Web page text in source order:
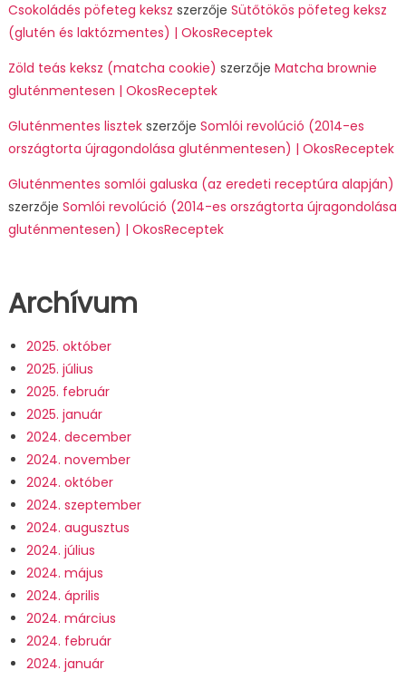
Csokoládés pöfeteg keksz szerzője Sütőtökös pöfeteg keksz
(glutén és laktózmentes) | OkosReceptek
Zöld teás keksz (matcha cookie) szerzője Matcha brownie
gluténmentesen | OkosReceptek
Gluténmentes lisztekszerzője Somlói revolúció (2014-es
országtorta újragondolása gluténmentesen) | OkosReceptek
Gluténmentes somlói galuska (az eredeti receptúra alapján)
szerzője Somlói revolúció (2014-es országtorta újragondolása
gluténmentesen) | OkosReceptek
Archívum
2025. október
2025. július
2025. február
2025. január
2024. december
2024. november
2024. október
2024. szeptember
2024. augusztus
2024. július
2024. május
2024. április
2024. március
2024. február
2024. január